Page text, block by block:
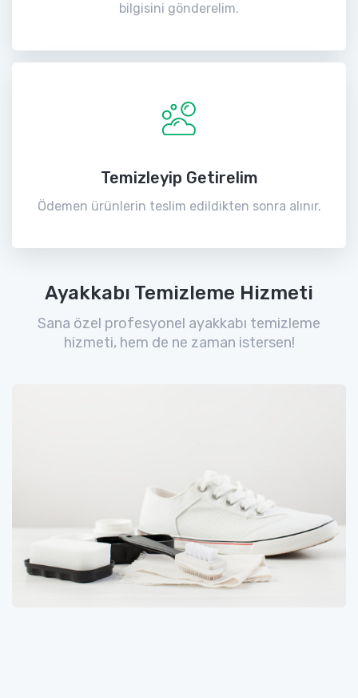
bilgisini gönderelim.
Temizleyip Getirelim
Ödemen ürünlerin teslim edildikten sonra alınır.
Ayakkabı Temizleme Hizmeti
Sana özel profesyonel ayakkabı temizleme
hizmeti, hem de ne zaman istersen!